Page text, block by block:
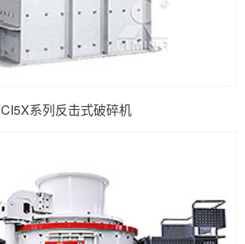
CI5X系列反击式破碎机